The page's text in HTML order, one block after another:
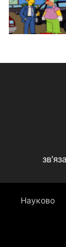
Науково